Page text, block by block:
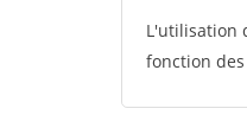
L'utilisation
fonction